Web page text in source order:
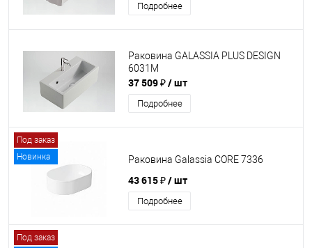
Подробнее
Раковина GALASSIA PLUS DESIGN
6031M
37 509 ₽/ шт
Подробнее
Под заказ
Новинка
Раковина Galassia CORE 7336
43 615 ₽/ шт
Подробнее
Под заказ